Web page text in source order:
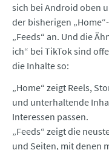
sich bei Android oben
der bisherigen
„Feeds“ an. Und die
ich“ bei TikTok sind
die Inhalte so:
„Home“ zeigt Reels,
und unterhaltende
Interessen passen.
„Feeds“ zeigt die
und Seiten, mit denen